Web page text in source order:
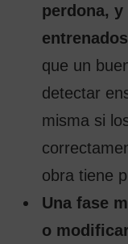
perdona,
que un
detectar
misma si
obra tiene
Una fase
o